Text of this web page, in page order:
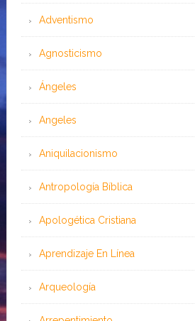
Adventismo
Agnosticismo
Ángeles
Angeles
Aniquilacionismo
Antropología Bíblica
Apologética Cristiana
Aprendizaje En Línea
Arqueología